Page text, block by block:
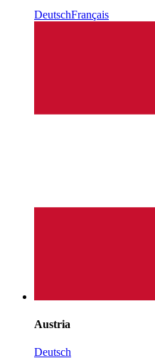
DeutschFrançais
Austria
Deutsch